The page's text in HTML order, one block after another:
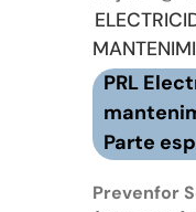
PRL
Parte
Prevenfor